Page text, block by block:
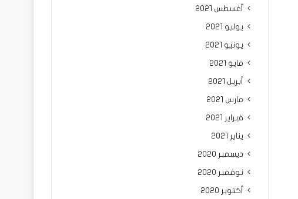
أغسطس 2021
يوليو 2021
يونيو 2021
مايو 2021
أبريل 2021
مارس 2021
فبراير 2021
يناير 2021
ديسمبر 2020
نوفمبر 2020
أكتوبر 2020